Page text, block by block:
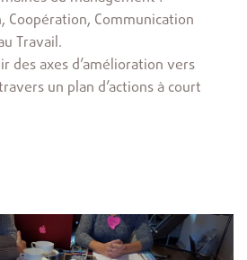
Coopération, Communication
Travail.
des axes d’amélioration vers
un plan d’actions à court